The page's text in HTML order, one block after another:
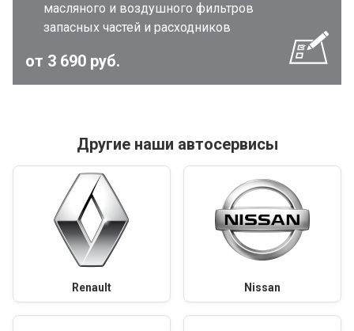
масляного и воздушного фильтров
запасных частей и расходников
от 3 690 руб.
Другие наши автосервисы
Renault Nissan